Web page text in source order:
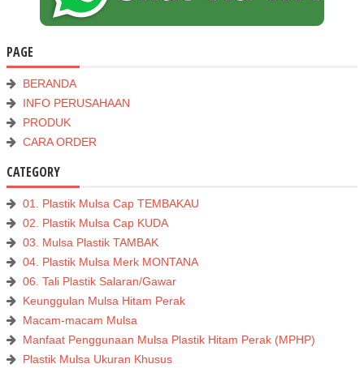
PAGE
BERANDA
INFO PERUSAHAAN
PRODUK
CARA ORDER
CATEGORY
01. Plastik Mulsa Cap TEMBAKAU
02. Plastik Mulsa Cap KUDA
03. Mulsa Plastik TAMBAK
04. Plastik Mulsa Merk MONTANA
06. Tali Plastik Salaran/Gawar
Keunggulan Mulsa Hitam Perak
Macam-macam Mulsa
Manfaat Penggunaan Mulsa Plastik Hitam Perak (MPHP)
Plastik Mulsa Ukuran Khusus